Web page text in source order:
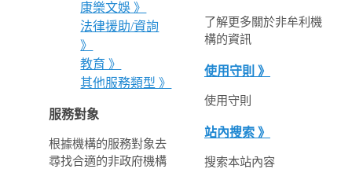
康樂文娛 》
法律援助/資詢
》
教育 》
其他服務類型 》
服務對象
根據機構的服務對象去
尋找合適的非政府機構
了解更多關於非牟利機
構的資訊
使用守則 》
使用守則
站內搜索 》
搜索本站內容